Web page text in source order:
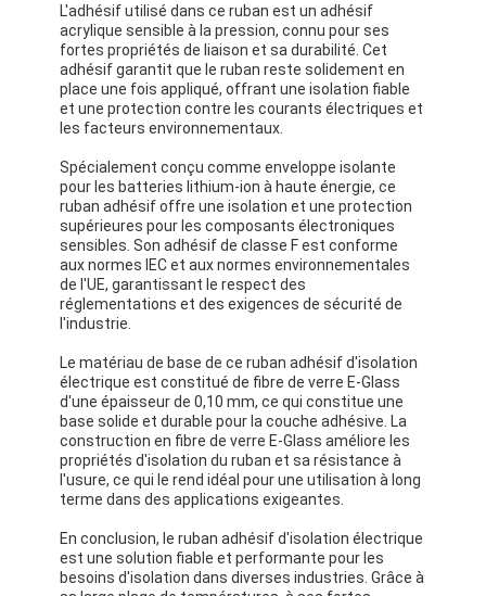
Maison
Au sujet de nous
L'adhésif utilisé dans ce ruban est un adhésif
acrylique sensible à la pression, connu pour ses
fortes propriétés de liaison et sa durabilité. Cet
adhésif garantit que le ruban reste solidement en
place une fois appliqué, offrant une isolation fiable
et une protection contre les courants électriques et
les facteurs environnementaux.
Spécialement conçu comme enveloppe isolante
pour les batteries lithium-ion à haute énergie, ce
ruban adhésif offre une isolation et une protection
supérieures pour les composants électroniques
sensibles. Son adhésif de classe F est conforme
aux normes IEC et aux normes environnementales
de l'UE, garantissant le respect des
réglementations et des exigences de sécurité de
l'industrie.
Le matériau de base de ce ruban adhésif d'isolation
électrique est constitué de fibre de verre E-Glass
d'une épaisseur de 0,10 mm, ce qui constitue une
base solide et durable pour la couche adhésive. La
construction en fibre de verre E-Glass améliore les
propriétés d'isolation du ruban et sa résistance à
l'usure, ce qui le rend idéal pour une utilisation à long
terme dans des applications exigeantes.
En conclusion, le ruban adhésif d'isolation électrique
est une solution fiable et performante pour les
besoins d'isolation dans diverses industries. Grâce à